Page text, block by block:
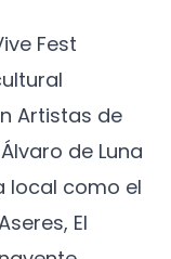
Fest
Artistas de
de Luna
local como el
El